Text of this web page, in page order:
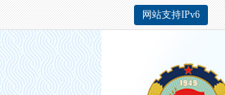
网站支持IPv6